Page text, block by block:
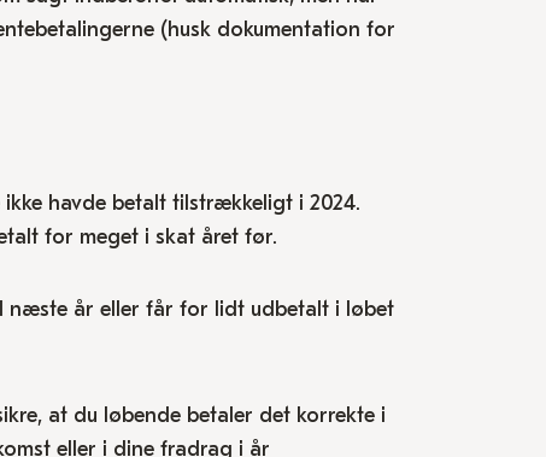
(husk dokumentation for
havde betalt tilstrækkeligt i 2024.
for meget i skat året før.
næste år eller får for lidt udbetalt i løbet
at du løbende betaler det korrekte i
eller i dine fradrag i år